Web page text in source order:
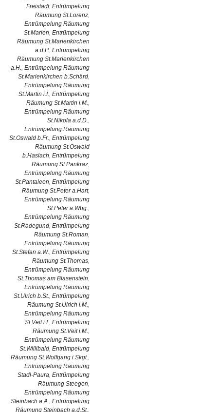
Freistadt, Entrümpelung
Räumung St.Lorenz,
Entrümpelung Räumung
St.Marien, Entrümpelung
Räumung St.Marienkirchen
a.d.P., Entrümpelung
Räumung St.Marienkirchen
a.H., Entrümpelung Räumung
St.Marienkirchen b.Schärd,
Entrümpelung Räumung
St.Martin i.I., Entrümpelung
Räumung St.Martin i.M.,
Entrümpelung Räumung
St.Nikola a.d.D.,
Entrümpelung Räumung
St.Oswald b.Fr., Entrümpelung
Räumung St.Oswald
b.Haslach, Entrümpelung
Räumung St.Pankraz,
Entrümpelung Räumung
St.Pantaleon, Entrümpelung
Räumung St.Peter a.Hart,
Entrümpelung Räumung
St.Peter a.Wbg.,
Entrümpelung Räumung
St.Radegund, Entrümpelung
Räumung St.Roman,
Entrümpelung Räumung
St.Stefan a.W., Entrümpelung
Räumung St.Thomas,
Entrümpelung Räumung
St.Thomas am Blasenstein,
Entrümpelung Räumung
St.Ulrich b.St., Entrümpelung
Räumung St.Ulrich i.M.,
Entrümpelung Räumung
St.Veit i.I., Entrümpelung
Räumung St.Veit i.M.,
Entrümpelung Räumung
St.Willibald, Entrümpelung
Räumung St.Wolfgang i.Skgt.,
Entrümpelung Räumung
Stadl-Paura, Entrümpelung
Räumung Steegen,
Entrümpelung Räumung
Steinbach a.A., Entrümpelung
Räumung Steinbach a.d.St.,